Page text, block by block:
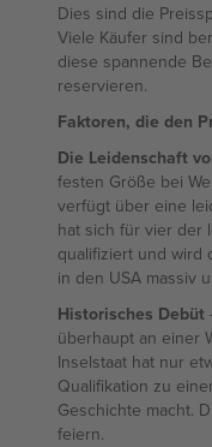
Dies sind die
Viele Käufer sind
diese spannende
reservieren.
Faktoren, die den
Die Leidenschaft
festen Größe bei
verfügt über eine
hat sich für vier der
qualifiziert und wird
in den USA massiv
Historisches Debüt
überhaupt an einer
Inselstaat hat nur
Qualifikation zu
Geschichte macht.
feiern.